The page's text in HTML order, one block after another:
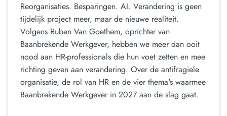
Reorganisaties. Besparingen. AI. Verandering is geen
tijdelijk project meer, maar de nieuwe realiteit.
Volgens Ruben Van Goethem, oprichter van
Baanbrekende Werkgever, hebben we meer dan ooit
nood aan HR-professionals die hun voet zetten en mee
richting geven aan verandering. Over de antifragiele
organisatie, de rol van HR en de vier thema's waarmee
Baanbrekende Werkgever in 2027 aan de slag gaat.